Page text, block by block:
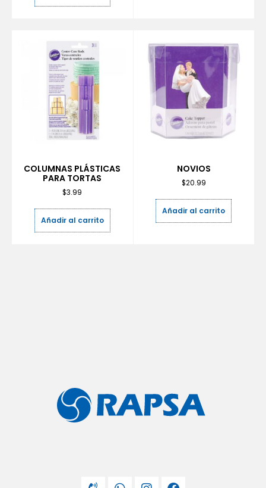
COLUMNAS PLÁSTICAS
PARA TORTAS
$3.99
Añadir al carrito
NOVIOS
$20.99
Añadir al carrito